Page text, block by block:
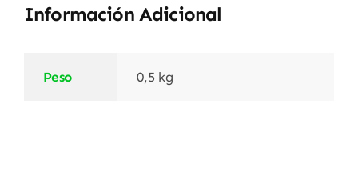
Información Adicional
Peso 0,5 kg